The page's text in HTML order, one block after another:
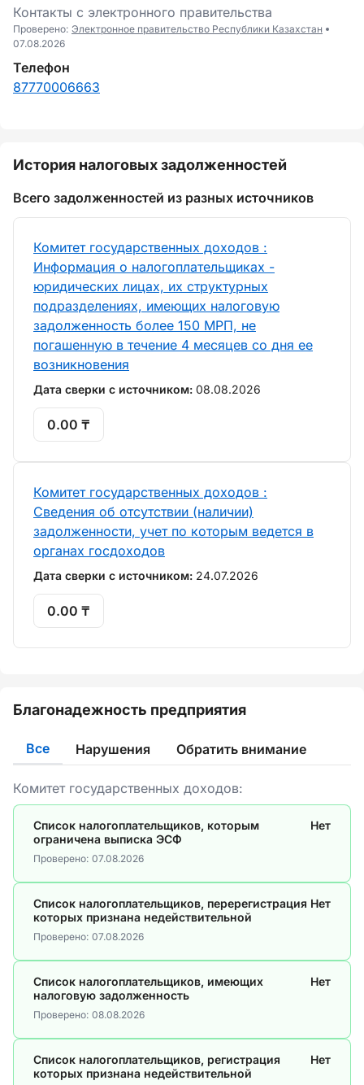
Контакты с электронного правительства
Проверено: Электронное правительство Республики Казахстан
07.08.2026
Телефон
87770006663
История налоговых задолженностей
Всего задолженностей из разных источников
Комитет государственных доходов :
Информация о налогоплательщиках -
юридических лицах, их структурных
подразделениях, имеющих налоговую
задолженность более 150 МРП, не
погашенную в течение 4 месяцев со дня ее
возникновения
Дата сверки с источником: 08.08.2026
0.00 ₸
Комитет государственных доходов :
Сведения об отсутствии (наличии)
задолженности, учет по которым ведется в
органах госдоходов
Дата сверки с источником: 24.07.2026
0.00 ₸
Благонадежность предприятия
Все Нарушения Обратить внимание
Комитет государственных доходов:
Список налогоплательщиков, которым
ограничена выписка ЭСФ
Нет
Проверено: 07.08.2026
Список налогоплательщиков, перерегистрация
которых признана недействительной
Нет
Проверено: 07.08.2026
Список налогоплательщиков, имеющих
налоговую задолженность
Нет
Проверено: 08.08.2026
Список налогоплательщиков, регистрация
которых признана недействительной
Нет